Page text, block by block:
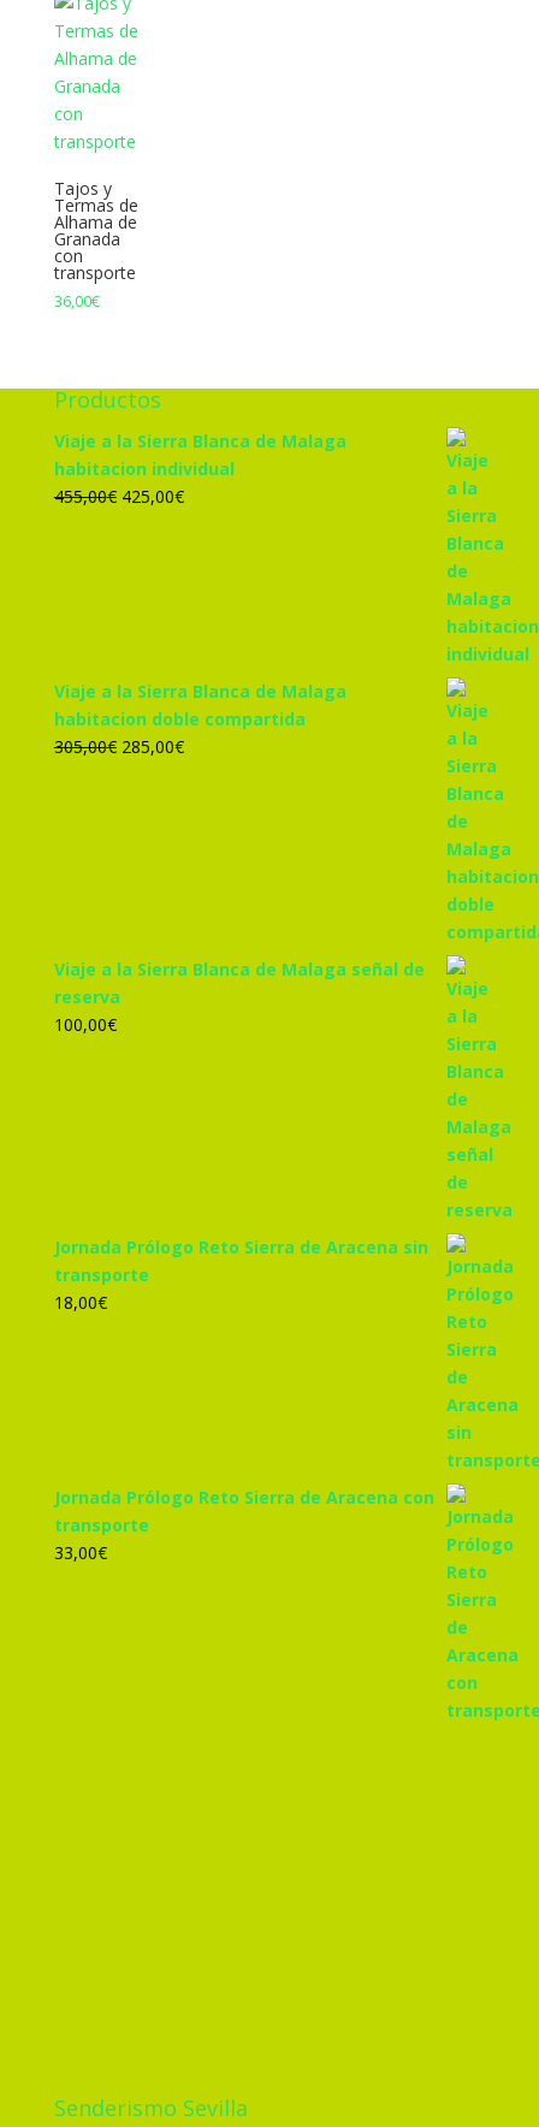
Tajos y
Termas de
Alhama de
Granada
con
transporte
36,00€
Productos
Viaje a la Sierra Blanca de Malaga
habitacion individual
455,00€ El
425,00€El
Viaje a la Sierra Blanca de Malaga
habitacion doble compartida
305,00€ El
285,00€El
Viaje a la Sierra Blanca de Malaga señal de
reserva
100,00€
Jornada Prólogo Reto Sierra de Aracena sin
transporte
18,00€
Jornada Prólogo Reto Sierra de Aracena con
transporte
33,00€
Senderismo Sevilla